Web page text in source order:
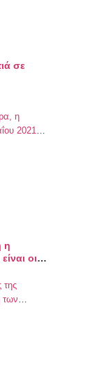
σε
η
2021
9
μέσω
η
οι
της
των
της